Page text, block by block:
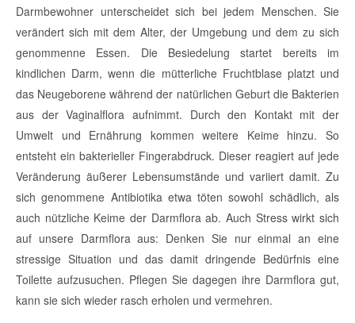
Darmbewohner unterscheidet sich bei jedem Menschen. Sie
verändert sich mit dem Alter, der Umgebung und dem zu sich
genommenne Essen. Die Besiedelung startet bereits im
kindlichen Darm, wenn die mütterliche Fruchtblase platzt und
das Neugeborene während der natürlichen Geburt die Bakterien
aus der Vaginalflora aufnimmt. Durch den Kontakt mit der
Umwelt und Ernährung kommen weitere Keime hinzu. So
entsteht ein bakterieller Fingerabdruck. Dieser reagiert auf jede
Veränderung äußerer Lebensumstände und variiert damit. Zu
sich genommene Antibiotika etwa töten sowohl schädlich, als
auch nützliche Keime der Darmflora ab. Auch Stress wirkt sich
auf unsere Darmflora aus: Denken Sie nur einmal an eine
stressige Situation und das damit dringende Bedürfnis eine
Toilette aufzusuchen. Pflegen Sie dagegen ihre Darmflora gut,
kann sie sich wieder rasch erholen und vermehren.